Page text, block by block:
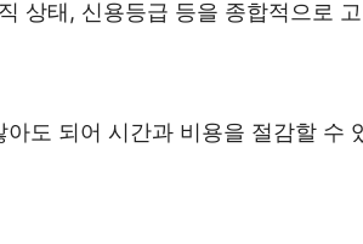
상태, 신용등급 등을 종합적으로
도 되어 시간과 비용을 절감할 수